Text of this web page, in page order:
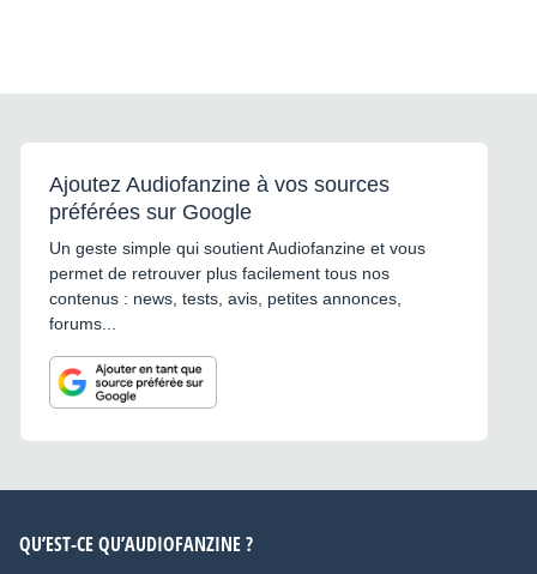
Ajoutez Audiofanzine à vos sources
préférées sur Google
Un geste simple qui soutient Audiofanzine et vous
permet de retrouver plus facilement tous nos
contenus : news, tests, avis, petites annonces,
forums...
QU’EST-CE QU’AUDIOFANZINE ?